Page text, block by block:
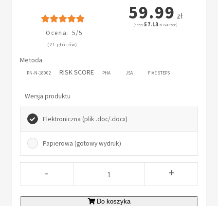
Ocena: 5/5
(21 głosów)
59.99 zł
(netto:57.13 zł + VAT: 5%)
Metoda
PN-N-18002 RISK SCORE PHA JSA FIVE STEPS
Wersja produktu
Elektroniczna (plik .doc/.docx)
Papierowa (gotowy wydruk)
- +
Do koszyka